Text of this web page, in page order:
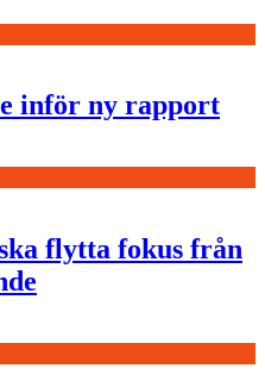
inför ny rapport
flytta fokus från